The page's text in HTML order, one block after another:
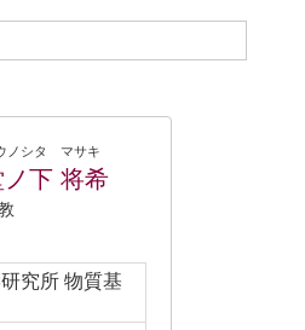
ノシタ マサキ
ノ下 将希
究所 物質基